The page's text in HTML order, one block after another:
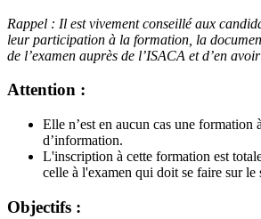
Rappel : Il est vivement conseillé aux
leur participation à la formation, la
de l’examen auprès de l’ISACA et d’en
Attention :
Elle n’est en aucun cas une formation
d’information.
L'inscription à cette formation est
celle à l'examen qui doit se faire sur le
Objectifs :